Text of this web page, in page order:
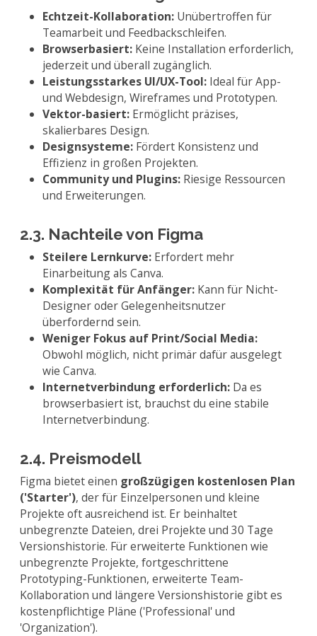
Echtzeit-Kollaboration: Unübertroffen für
Teamarbeit und Feedbackschleifen.
Browserbasiert: Keine Installation erforderlich,
jederzeit und überall zugänglich.
Leistungsstarkes UI/UX-Tool: Ideal für App-
und Webdesign, Wireframes und Prototypen.
Vektor-basiert: Ermöglicht präzises,
skalierbares Design.
Designsysteme: Fördert Konsistenz und
Effizienz in großen Projekten.
Community und Plugins: Riesige Ressourcen
und Erweiterungen.
2.3. Nachteile von Figma
Steilere Lernkurve: Erfordert mehr
Einarbeitung als Canva.
Komplexität für Anfänger: Kann für Nicht-
Designer oder Gelegenheitsnutzer
überfordernd sein.
Weniger Fokus auf Print/Social Media:
Obwohl möglich, nicht primär dafür ausgelegt
wie Canva.
Internetverbindung erforderlich: Da es
browserbasiert ist, brauchst du eine stabile
Internetverbindung.
2.4. Preismodell
Figma bietet einen großzügigen kostenlosen Plan
('Starter'), der für Einzelpersonen und kleine
Projekte oft ausreichend ist. Er beinhaltet
unbegrenzte Dateien, drei Projekte und 30 Tage
Versionshistorie. Für erweiterte Funktionen wie
unbegrenzte Projekte, fortgeschrittene
Prototyping-Funktionen, erweiterte Team-
Kollaboration und längere Versionshistorie gibt es
kostenpflichtige Pläne ('Professional' und
'Organization').